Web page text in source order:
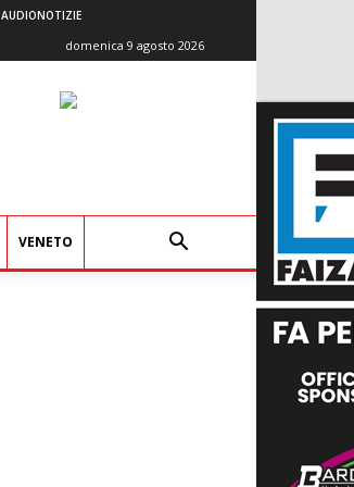
AUDIONOTIZIE
domenica 9 agosto 2026
VENETO